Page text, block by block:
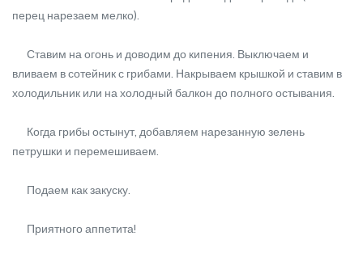
перец нарезаем мелко).
Ставим на огонь и доводим до кипения. Выключаем и
вливаем в сотейник с грибами. Накрываем крышкой и ставим в
холодильник или на холодный балкон до полного остывания.
Когда грибы остынут, добавляем нарезанную зелень
петрушки и перемешиваем.
Подаем как закуску.
Приятного аппетита!